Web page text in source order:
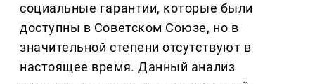
социальные гарантии, которые были
доступны в Советском Союзе, но в
значительной степени отсутствуют в
настоящее время. Данный анализ